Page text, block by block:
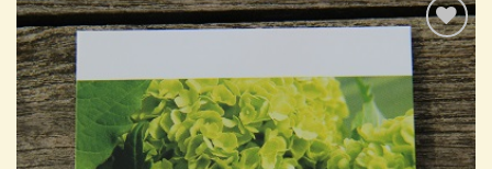
Ajouter
à la
wishlist